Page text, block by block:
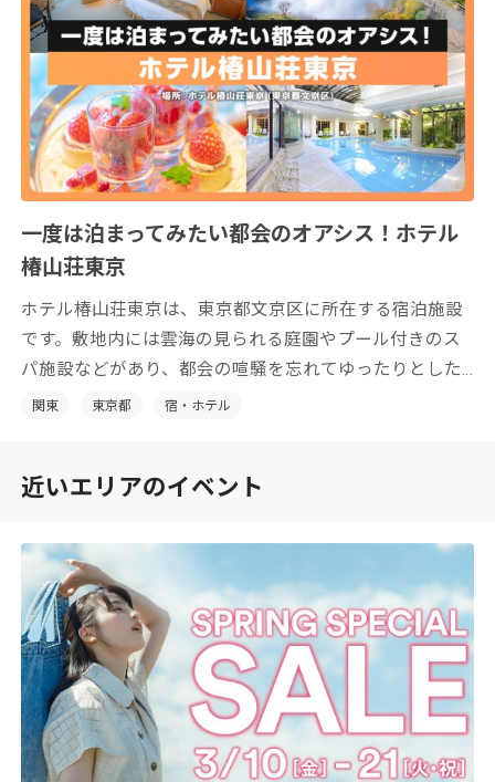
一度は泊まってみたい都会のオアシス！ホテル
椿山荘東京
ホテル椿山荘東京は、東京都文京区に所在する宿泊施設
です。敷地内には雲海の見られる庭園やプール付きのス
パ施設などがあり、都会の喧騒を忘れてゆったりとした
時間をお過ごしいただけます。
関東 東京都 宿・ホテル
近いエリアのイベント